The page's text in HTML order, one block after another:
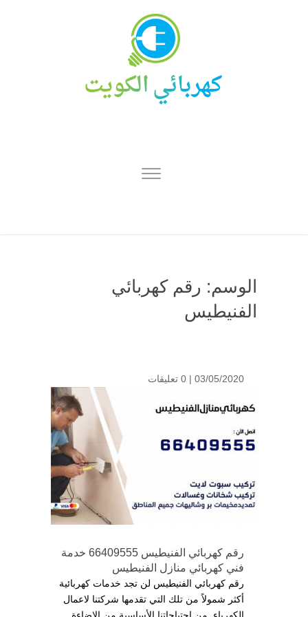
الوسم: رقم كهربائي
الفنيطيس
03/05/2020 | 0 تعليقات
رقم كهربائي الفنيطيس 66409555 خدمة
فني كهربائي منازل الفنيطيس
رقم كهربائي الفنيطيس لن تجد خدمات كهربائية
أكثر شمولاً من تلك التي تقدمها شركتنا لاعمال